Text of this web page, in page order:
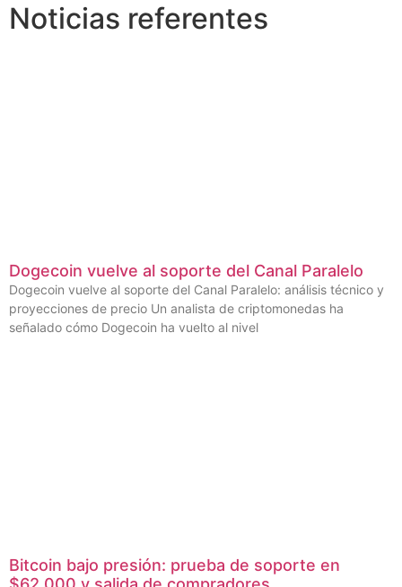
Noticias referentes
Dogecoin vuelve al soporte del Canal Paralelo
Dogecoin vuelve al soporte del Canal Paralelo: análisis técnico y
proyecciones de precio Un analista de criptomonedas ha
señalado cómo Dogecoin ha vuelto al nivel
Bitcoin bajo presión: prueba de soporte en